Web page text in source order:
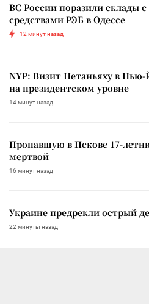
ВС России поразили склады
средствами РЭБ в Одессе
12 минут назад
NYP: Визит Нетаньяху в
на президентском уровне
14 минут назад
Пропавшую в Пскове 17-
мертвой
16 минут назад
Украине предрекли острый
22 минуты назад